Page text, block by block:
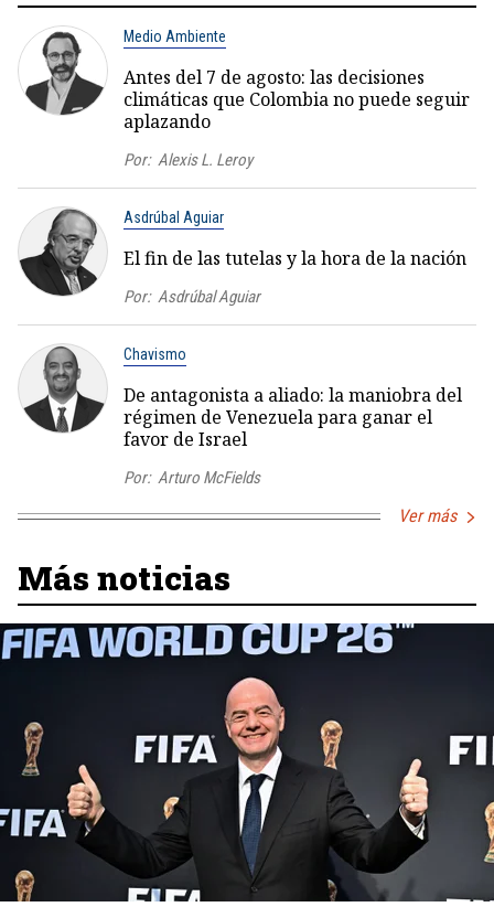
Medio Ambiente
Antes del 7 de agosto: las decisiones
climáticas que Colombia no puede seguir
aplazando
Por: Alexis L. Leroy
Asdrúbal Aguiar
El fin de las tutelas y la hora de la nación
Por: Asdrúbal Aguiar
Chavismo
De antagonista a aliado: la maniobra del
régimen de Venezuela para ganar el
favor de Israel
Por: Arturo McFields
Ver más
Más noticias